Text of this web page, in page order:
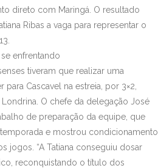
direto com Maringá. O resultado
Ribas a vaga para representar o
enfrentando
tiveram que realizar uma
Cascavel na estreia, por 3×2,
O chefe da delegação José
de preparação da equipe, que
e mostrou condicionamento
jogos. “A Tatiana conseguiu dosar
reconquistando o título dos